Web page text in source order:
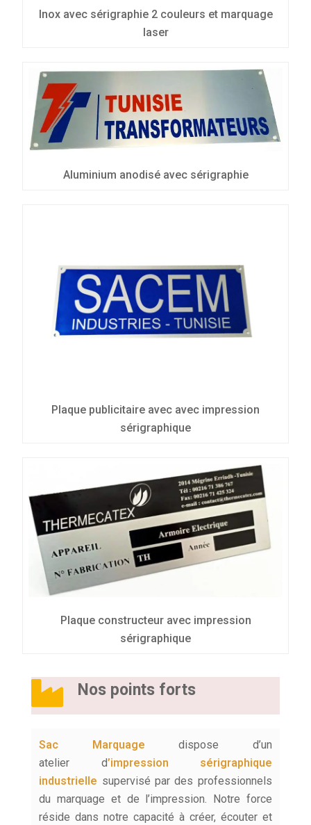
Nos points forts
Sac Marquage dispose d’un
atelier d’impression sérigraphique
industrielle supervisé par des professionnels
du marquage et de l’impression. Notre force
réside dans notre capacité à créer, écouter et
Inox avec sérigraphie 2 couleurs et marquage
laser
Aluminium anodisé avec sérigraphie
Plaque publicitaire avec avec impression
sérigraphique
Plaque constructeur avec impression
sérigraphique